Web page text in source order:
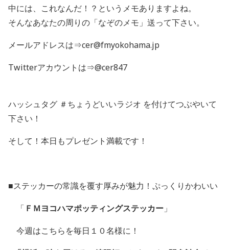
中には、これなんだ！？というメモありますよね。
そんなあなたの周りの「なぞのメモ」送って下さい。
メールアドレスは⇒cer@fmyokohama.jp
Twitterアカウントは⇒@cer847
ハッシュタグ ＃ちょうどいいラジオ を付けてつぶやいて
下さい！
そして！本日もプレゼント満載です！
■ステッカーの常識を覆す厚みが魅力！ぷっくりかわいい
「 ＦＭヨコハマポッティングステッカー 」
今週はこちらを毎日１０名様に！